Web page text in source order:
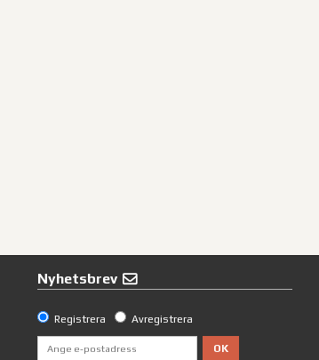
Nyhetsbrev
Registrera Avregistrera
OK